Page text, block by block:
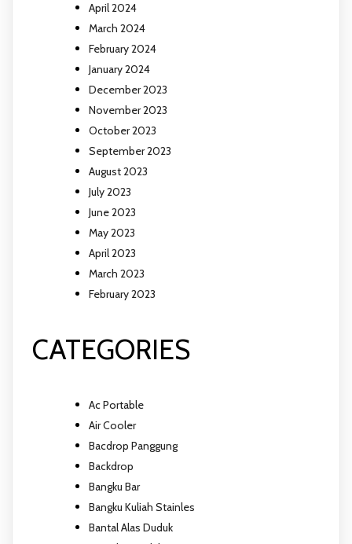
April 2024
March 2024
February 2024
January 2024
December 2023
November 2023
October 2023
September 2023
August 2023
July 2023
June 2023
May 2023
April 2023
March 2023
February 2023
CATEGORIES
Ac Portable
Air Cooler
Bacdrop Panggung
Backdrop
Bangku Bar
Bangku Kuliah Stainles
Bantal Alas Duduk